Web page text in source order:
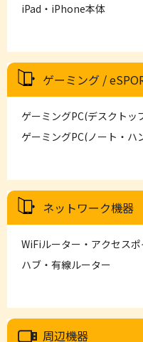
iPad・iPhone本体
ゲーミング /
ゲーミングPC(デスクトッ
ゲーミングPC(ノート・ハ
ネットワーク機器
WiFiルーター・アクセスポ
ハブ・有線ルーター
周辺機器